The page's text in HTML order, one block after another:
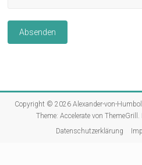
Copyright © 2026Alexander-von-
Theme:Accelerate von
Datenschutzerklärung